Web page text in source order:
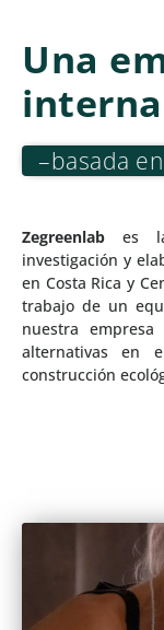
Una
–basada
Zegreenlab es
investigación y
en Costa Rica y
trabajo de un
nuestra
alternativas en
construcción